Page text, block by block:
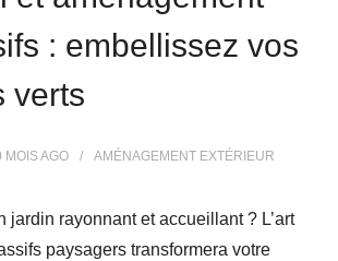
: embellissez vos
verts
MOISAGO AMÉNAGEMENT EXTÉRIEUR
jardin rayonnant et accueillant ? L’art
paysagers transformera votre